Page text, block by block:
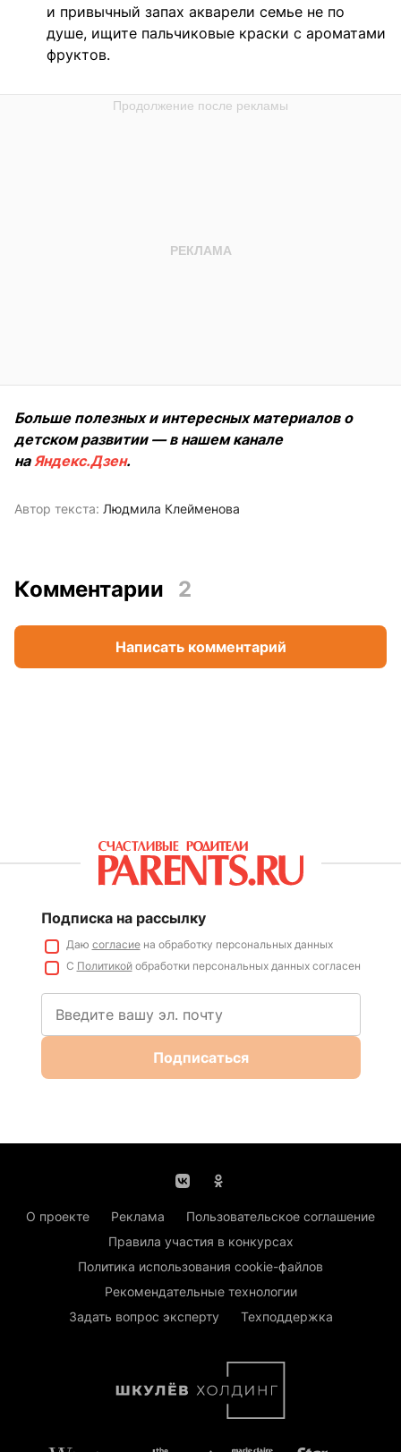
и привычный запах акварели семье не по
душе, ищите пальчиковые краски с ароматами
фруктов.
Больше полезных и интересных материалов о
детском развитии — в нашем канале
на Яндекс.Дзен.
Автор текста: Людмила Клейменова
Комментарии 2
Написать комментарий
Подписка на рассылку
Даю согласиена обработку персональных данных
С Политикойобработки персональных данных согласен
Подписаться
О проекте Реклама
Пользовательское соглашение
Правила участия в конкурсах
Политика использования cookie-файлов
Рекомендательные технологии
Задать вопрос эксперту
Техподдержка